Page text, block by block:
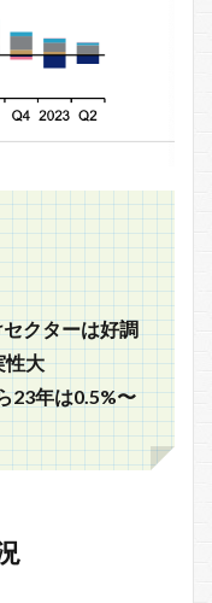
クターは好調
性大
23年は0.5%〜